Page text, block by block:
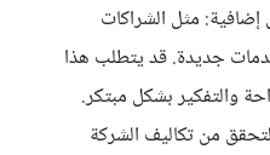
مثل الشراكات
جديدة. قد يتطلب هذا
والتفكير بشكل مبتكر.
من تكاليف الشركة